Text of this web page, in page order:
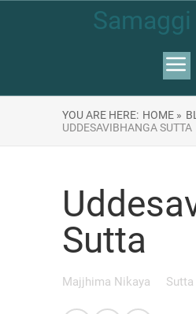
YOU ARE HERE: HOME »
UDDESAVIBHANGA SUTTA
Sutta
Majjhima Nikaya